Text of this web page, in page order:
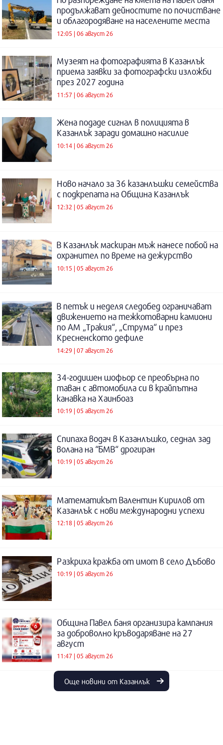
продължават дейностите по почистване
и облагородяване на населените места
12:05 | 06 август 26
Музеят на фотографията в Казанлък
приема заявки за фотографски изложби
през 2027 година
11:57 | 06 август 26
Жена подаде сигнал в полицията в
Казанлък заради домашно насилие
10:14 | 06 август 26
Ново начало за 36 казанлъшки семейства
с подкрепата на Община Казанлък
12:32 | 05 август 26
В Казанлък маскиран мъж нанесе побой на
охранител по време на дежурство
10:15 | 05 август 26
В петък и неделя следобед ограничават
движението на тежкотоварни камиони
по АМ „Тракия“, „Струма“ и през
Кресненското дефиле
14:29 | 07 август 26
34-годишен шофьор се преобърна по
таван с автомобила си в крайпътна
канавка на Хаинбоаз
10:19 | 05 август 26
Спипаха водач в Казанлъшко, седнал зад
волана на “БМВ“ дрогиран
10:19 | 05 август 26
Математикът Валентин Кирилов от
Казанлък с нови международни успехи
12:18 | 05 август 26
Разкриха кражба от имот в село Дъбово
10:19 | 05 август 26
Община Павел баня организира кампания
за доброволно кръводаряване на 27
август
11:47 | 05 август 26
Още новини от Казанлък